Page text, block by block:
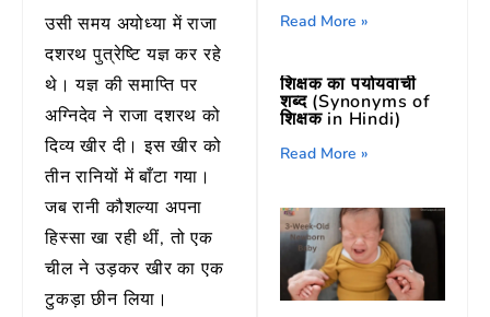
उसी समय अयोध्या में राजा
दशरथ पुत्रेष्टि यज्ञ कर रहे
थे। यज्ञ की समाप्ति पर
अग्निदेव ने राजा दशरथ को
दिव्य खीर दी। इस खीर को
तीन रानियों में बाँटा गया।
जब रानी कौशल्या अपना
हिस्सा खा रही थीं, तो एक
चील ने उड़कर खीर का एक
टुकड़ा छीन लिया।
Read More »
शिक्षक का पर्यायवाची
शब्द (Synonyms of
शिक्षक in Hindi)
Read More »